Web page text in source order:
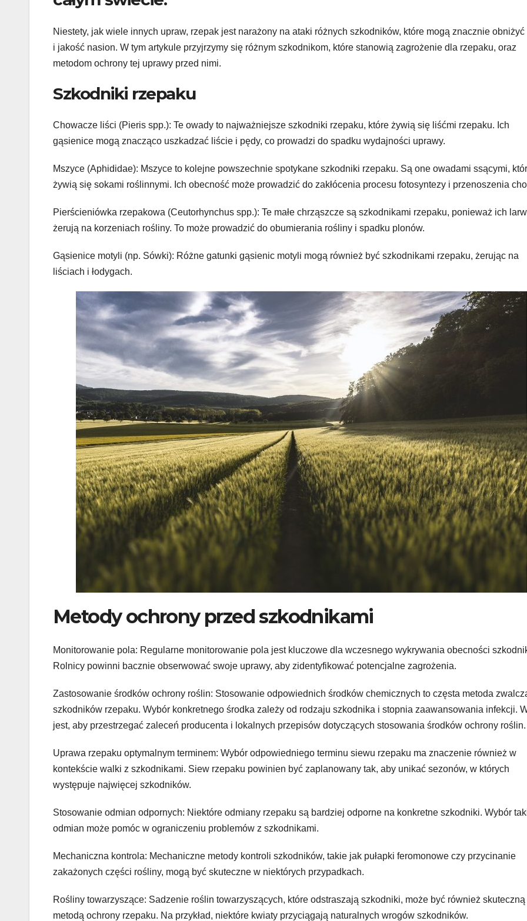
Niestety, jak wiele innych upraw, rzepak jest narażony na ataki różnych szkodników, które mogą znacznie
i jakość nasion. W tym artykule przyjrzymy się różnym szkodnikom, które stanowią zagrożenie dla rzepaku, oraz
metodom ochrony tej uprawy przed nimi.
Szkodniki rzepaku
Chowacze liści (Pieris spp.): Te owady to najważniejsze szkodniki rzepaku, które żywią się liśćmi rzepaku. Ich
gąsienice mogą znacząco uszkadzać liście i pędy, co prowadzi do spadku wydajności uprawy.
Mszyce (Aphididae): Mszyce to kolejne powszechnie spotykane szkodniki rzepaku. Są one owadami ssącymi,
żywią się sokami roślinnymi. Ich obecność może prowadzić do zakłócenia procesu fotosyntezy i przenoszenia
Pierścieniówka rzepakowa (Ceutorhynchus spp.): Te małe chrząszcze są szkodnikami rzepaku, ponieważ ich
żerują na korzeniach rośliny. To może prowadzić do obumierania rośliny i spadku plonów.
Gąsienice motyli (np. Sówki): Różne gatunki gąsienic motyli mogą również być szkodnikami rzepaku, żerując na
liściach i łodygach.
Metody ochrony przed szkodnikami
Monitorowanie pola: Regularne monitorowanie pola jest kluczowe dla wczesnego wykrywania obecności
Rolnicy powinni bacznie obserwować swoje uprawy, aby zidentyfikować potencjalne zagrożenia.
Zastosowanie środków ochrony roślin: Stosowanie odpowiednich środków chemicznych to częsta metoda
szkodników rzepaku. Wybór konkretnego środka zależy od rodzaju szkodnika i stopnia zaawansowania infekcji.
jest, aby przestrzegać zaleceń producenta i lokalnych przepisów dotyczących stosowania środków ochrony roślin.
Uprawa rzepaku optymalnym terminem: Wybór odpowiedniego terminu siewu rzepaku ma znaczenie również w
kontekście walki z szkodnikami. Siew rzepaku powinien być zaplanowany tak, aby unikać sezonów, w których
występuje najwięcej szkodników.
Stosowanie odmian odpornych: Niektóre odmiany rzepaku są bardziej odporne na konkretne szkodniki. Wybór
odmian może pomóc w ograniczeniu problemów z szkodnikami.
Mechaniczna kontrola: Mechaniczne metody kontroli szkodników, takie jak pułapki feromonowe czy przycinanie
zakażonych części rośliny, mogą być skuteczne w niektórych przypadkach.
Rośliny towarzyszące: Sadzenie roślin towarzyszących, które odstraszają szkodniki, może być również skuteczną
metodą ochrony rzepaku. Na przykład, niektóre kwiaty przyciągają naturalnych wrogów szkodników.
BLOG
Rola
niezależnego
eksperta
finansowego
w procesie
mieszkania
MAR 3, 2026 REDAKTOR
BLOG
w
– czego
turyści
LUT 25, 2026